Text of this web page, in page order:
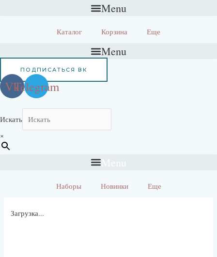
Menu
Каталог Корзина Еще
Menu
ПОДПИСАТЬСЯ ВК
VkTelegram
Искать
×
Menu
Наборы Новинки Еще
Загрузка...
барашка
MeSilk
190
(647
меринос
шелк)